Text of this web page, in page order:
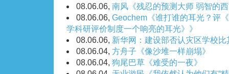
08.06.06, 南风《残忍的预测大师 弱智的
08.06.06, Geochem《谁打谁的耳光？评
学科研评价制度一个响亮的耳光》》
08.06.06, 新华网：建设部否认灾区学校
08.06.04, 方舟子《像沙堆一样崩塌》
08.06.04, 狗尾巴草《难受的一夜》